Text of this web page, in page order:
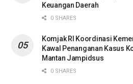
Keuangan Daerah
0 SHARES
Komjak RI Koordinasi
Kawal Penanganan Kasus
Mantan Jampidsus
0 SHARES